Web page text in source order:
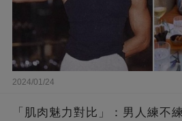
2024/01/24
「肌肉魅力對比」：男人練不